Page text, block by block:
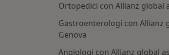
Ortopedici con Allianz global
Gastroenterologi con Allianz
Genova
Angiologi con Allianz global